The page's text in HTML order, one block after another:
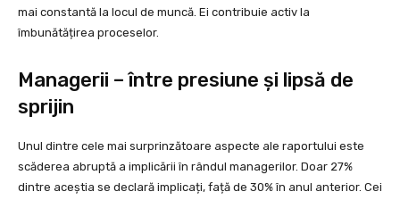
mai constantă la locul de muncă. Ei contribuie activ la
îmbunătățirea proceselor.
Managerii – între presiune și lipsă de
sprijin
Unul dintre cele mai surprinzătoare aspecte ale raportului este
scăderea abruptă a implicării în rândul managerilor. Doar 27%
dintre aceștia se declară implicați, față de 30% în anul anterior. Cei